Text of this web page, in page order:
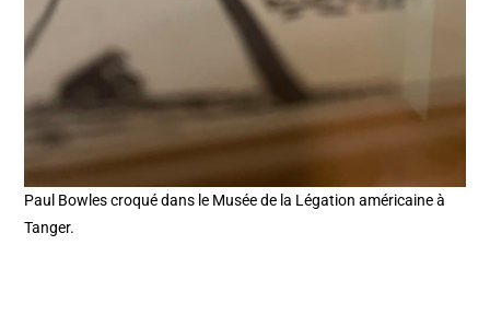
Paul Bowles croqué dans le Musée de la Légation américaine à
Tanger.